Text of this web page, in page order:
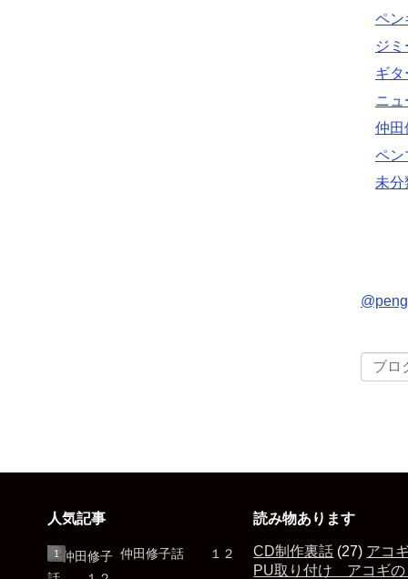
ペン
ジ
ギタ
ニュ
仲田
ペン
未分
人気記事
仲田修子話 １２
読み物あります
CD制作裏話 (27) アコ
PU取り付け アコギの